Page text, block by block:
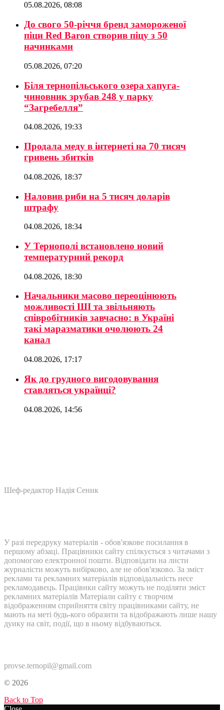
05.08.2026, 08:08
До свого 50-річчя бренд замороженої
піци Red Baron створив піцу з 50
начинками
05.08.2026, 07:20
Біля тернопільського озера хапуга-
чиновник зрубав 248 у парку
“Загребелля”
04.08.2026, 19:33
Продала меду в інтернеті на 70 тисяч
гривень збитків
04.08.2026, 18:37
Наловив риби на 5 тисяч доларів
штрафу
04.08.2026, 18:34
У Тернополі встановлено новий
температурний рекорд
04.08.2026, 18:30
Начальники масово переоцінюють
можливості ШІ та звільняють
співробітників завчасно: в Україні
такі маразматики очолюють 24
канал
04.08.2026, 17:17
Як до грудного вигодовування
ставляться українці?
04.08.2026, 14:56
Шеф-редактор Надія Сеник
У разі передруку матеріалів - обов'язкове посилання в
першому абзаці. Працівники сайту спілкується з читачами з
допомогою електронної пошти. Відповідати на листи
журналісти можуть вибірково, але не обов'язково. За зміст
реклами та рекламних матеріалів відповідальність несе
рекламодавець. Працівнки сайту можуть не поділяти зміст
рекламних матеріалів Матеріали сайту є творчим
відображенням сприйняття світу працівниками сайту, не
мають на меті будь-кого образити та відображають лише нашу
дуику на світ, події, що в ньому відбуваються.
provse.ternopil@gmail.com
© 2026
Back to Top